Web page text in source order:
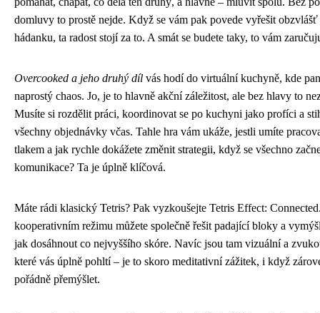
domluvy to prostě nejde. Když se vám pak povede vyřešit
hádanku, ta radost stojí za to. A smát se budete taky, to vám
Overcooked a jeho druhý díl vás hodí do virtuální kuchyně, kde
naprostý chaos. Jo, je to hlavně akční záležitost, ale bez hlavy to
Musíte si rozdělit práci, koordinovat se po kuchyni jako profíci a
všechny objednávky včas. Tahle hra vám ukáže, jestli umíte
tlakem a jak rychle dokážete změnit strategii, když se všechno
komunikace? Ta je úplně klíčová.
Máte rádi klasický Tetris? Pak vyzkoušejte Tetris Effect:
kooperativním režimu můžete společně řešit padající bloky a
jak dosáhnout co nejvyššího skóre. Navíc jsou tam vizuální a
které vás úplně pohltí – je to skoro meditativní zážitek, i když
pořádně přemýšlet.